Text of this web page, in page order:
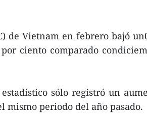
de Vietnam en febrero bajó
ciento comparado
sólo registró un
mismo periodo del año pasado.